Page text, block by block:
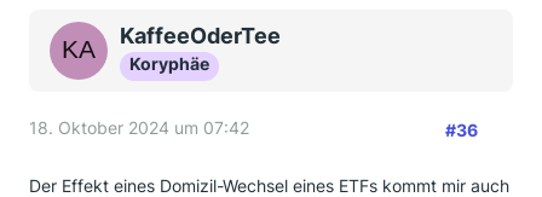
KaffeeOderTee
Koryphäe
18. Oktober 2024 um 07:42 #36
Der Effekt eines Domizil-Wechsel eines ETFs kommt mir auch